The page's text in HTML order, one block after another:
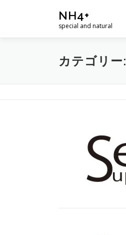
ン
NH4+
special and natural
カテゴリー: